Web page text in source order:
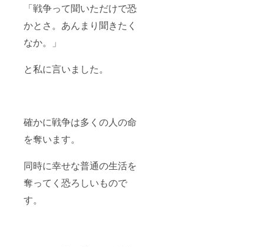
「戦争って聞いただけで恐
かとさ。あんまり聞きたく
なか。」
と私に言いました。
確かに戦争は多くの人の命
を奪います。
同時に幸せな普通の生活を
奪ってく恐ろしいもので
す。